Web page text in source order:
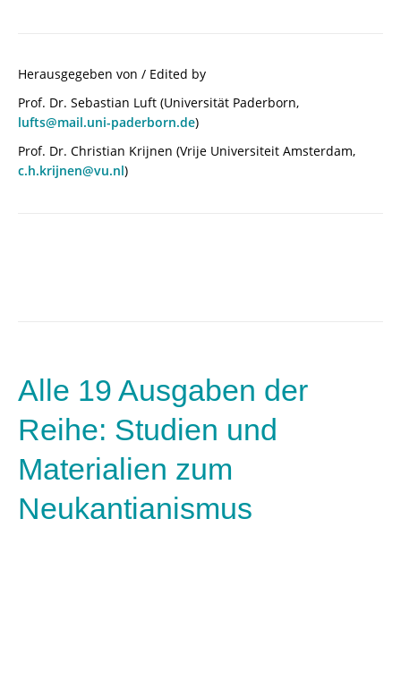
Herausgegeben von / Edited by
Prof. Dr. Sebastian Luft (Universität Paderborn,
lufts@mail.uni-paderborn.de)
Prof. Dr. Christian Krijnen (Vrije Universiteit Amsterdam,
c.h.krijnen@vu.nl)
Alle 19 Ausgaben der
Reihe: Studien und
Materialien zum
Neukantianismus